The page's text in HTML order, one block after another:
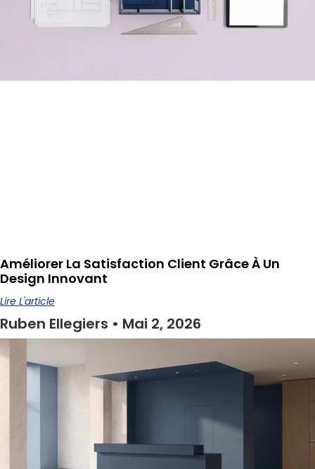
Améliorer La Satisfaction Client Grâce À Un
Design Innovant
Lire L'article
Ruben Ellegiers Mai 2, 2026